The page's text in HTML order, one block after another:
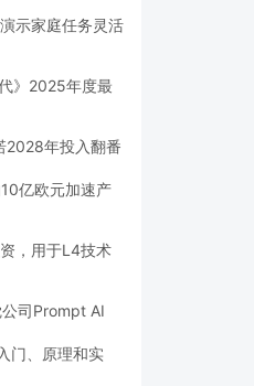
示家庭任务灵活
》2025年度最
2028年投入翻番
亿欧元加速产
，用于L4技术
司Prompt AI
门、原理和实